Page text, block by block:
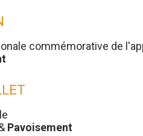
commémorative de
Pavoisement